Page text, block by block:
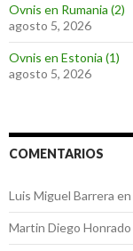
Ovnis en Rumania (2)
agosto 5, 2026
Ovnis en Estonia (1)
agosto 5, 2026
COMENTARIOS
Luis Miguel Barrera en
Martin Diego Honrado